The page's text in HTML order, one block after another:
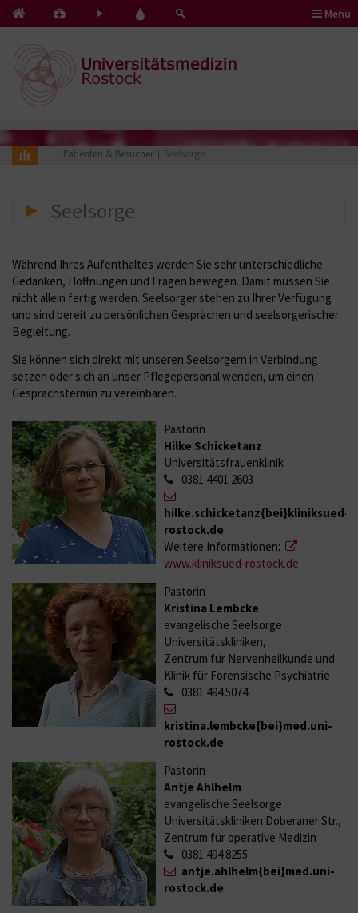
Kontakt
Notfälle
Pflege
Herz
Blut
Menü
Patienten & Besucher Seelsorge
Seelsorge
Während Ihres Aufenthaltes werden Sie sehr unterschiedliche
Gedanken, Hoffnungen und Fragen bewegen. Damit müssen Sie
nicht allein fertig werden. Seelsorger stehen zu Ihrer Verfügung
und sind bereit zu persönlichen Gesprächen und seelsorgerischer
Begleitung.
Sie können sich direkt mit unseren Seelsorgern in Verbindung
setzen oder sich an unser Pflegepersonal wenden, um einen
Gesprächstermin zu vereinbaren.
Pastorin
Hilke Schicketanz
Universitätsfrauenklinik
0381 4401 2603
hilke.schicketanz{bei}kliniksued-
rostock.de
Weitere Informationen:
www.kliniksued-rostock.de
Pastorin
Kristina Lembcke
evangelische Seelsorge
Universitätskliniken,
Zentrum für Nervenheilkunde und
Klinik für Forensische Psychiatrie
0381 494 5074
kristina.lembcke{bei}med.uni-
rostock.de
Pastorin
Antje Ahlhelm
evangelische Seelsorge
Universitätskliniken Doberaner Str.,
Zentrum für operative Medizin
0381 494 8255
antje.ahlhelm{bei}med.uni-
rostock.de